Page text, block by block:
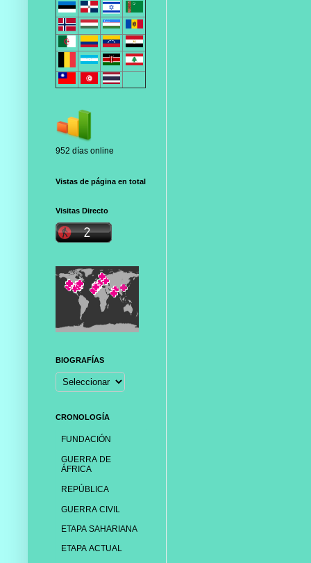
952 días online
Vistas de página en total
Visitas Directo
BIOGRAFÍAS
CRONOLOGÍA
FUNDACIÓN
GUERRA DE
ÁFRICA
REPÚBLICA
GUERRA CIVIL
ETAPA SAHARIANA
ETAPA ACTUAL